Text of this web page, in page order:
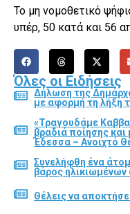
Το μη νομοθετικό
υπέρ, 50 κατά και 56
Όλες οι Ειδήσεις
Δήλωση της
με αφορμή τη λήξη
«Τραγουδάμε
βραδιά ποίησης
Έδεσσα – Ανοιχτό
Συνελήφθη ένα
βάρος ηλικιωμένων
Θέλεις να